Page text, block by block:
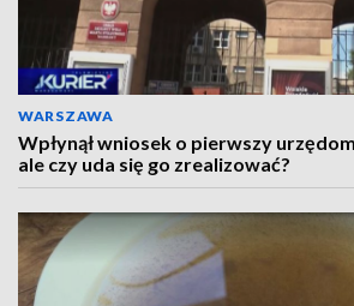
WARSZAWA
Wpłynął wniosek o pierwszy
ale czy uda się go zrealizować?